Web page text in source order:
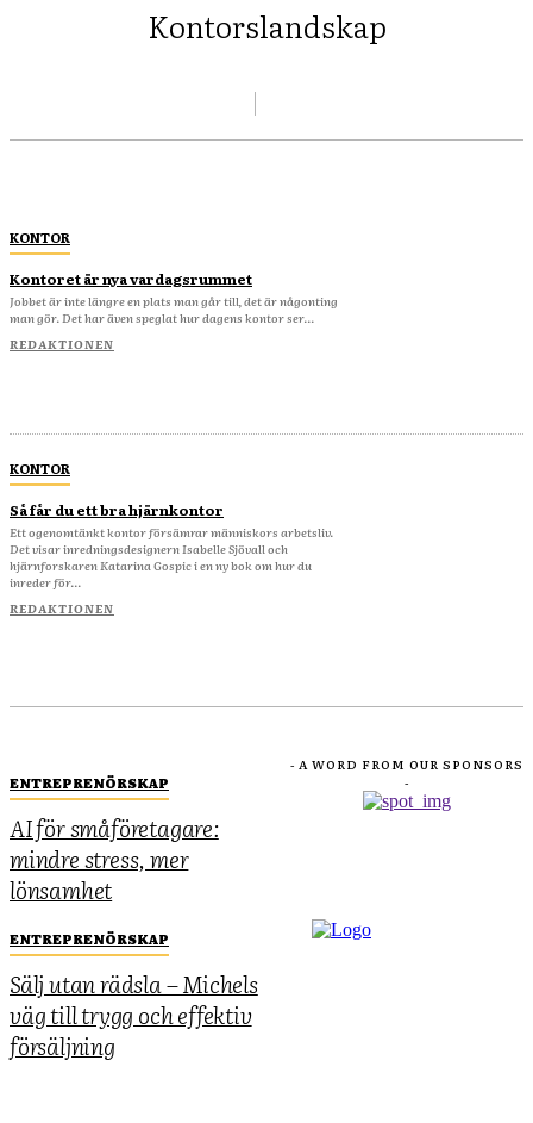
Kontorslandskap
KONTOR
Kontoret är nya vardagsrummet
Jobbet är inte längre en plats man går till, det är någonting
man gör. Det har även speglat hur dagens kontor ser...
REDAKTIONEN
KONTOR
Så får du ett bra hjärnkontor
Ett ogenomtänkt kontor försämrar människors arbetsliv.
Det visar inredningsdesignern Isabelle Sjövall och
hjärnforskaren Katarina Gospic i en ny bok om hur du
inreder för...
REDAKTIONEN
ENTREPRENÖRSKAP
AI för småföretagare:
mindre stress, mer
lönsamhet
ENTREPRENÖRSKAP
Sälj utan rädsla – Michels
väg till trygg och effektiv
försäljning
- A WORD FROM OUR SPONSORS
-